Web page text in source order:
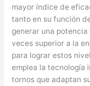
mayor índice de
tanto en su función
generar una
veces superior a la
para lograr estos
emplea la tecnología
tornos que adaptan